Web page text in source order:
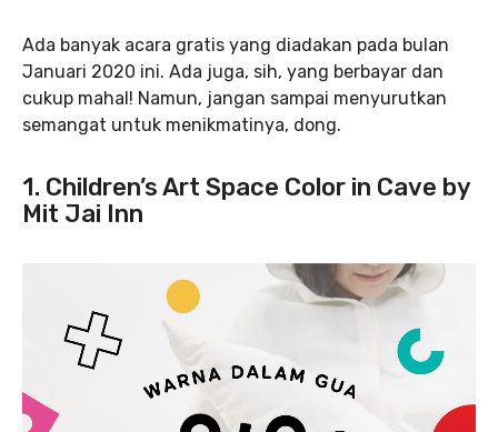
Ada banyak acara gratis yang diadakan pada bulan
Januari 2020 ini. Ada juga, sih, yang berbayar dan
cukup mahal! Namun, jangan sampai menyurutkan
semangat untuk menikmatinya, dong.
1. Children’s Art Space Color in Cave by
Mit Jai Inn